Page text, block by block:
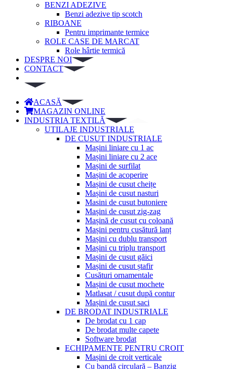
BENZI ADEZIVE
Benzi adezive tip scotch
RIBOANE
Pentru imprimante termice
ROLE CASE DE MARCAT
Role hârtie termică
DESPRE NOI
CONTACT
ACASĂ
MAGAZIN ONLINE
INDUSTRIA TEXTILĂ
UTILAJE INDUSTRIALE
DE CUSUT INDUSTRIALE
Mașini liniare cu 1 ac
Mașini liniare cu 2 ace
Mașini de surfilat
Mașini de acoperire
Mașini de cusut cheițe
Mașini de cusut nasturi
Masini de cusut butoniere
Mașini de cusut zig-zag
Mașină de cusut cu coloană
Mașini pentru cusătură lanț
Mașini cu dublu transport
Mașini cu triplu transport
Mașini de cusut găici
Mașini de cusut ștafir
Cusături ornamentale
Mașini de cusut mochete
Matlasat / cusut după contur
Mașini de cusut saci
DE BRODAT INDUSTRIALE
De brodat cu 1 cap
De brodat multe capete
Software brodat
ECHIPAMENTE PENTRU CROIT
Mașini de croit verticale
Cu bandă circulară – Banzig